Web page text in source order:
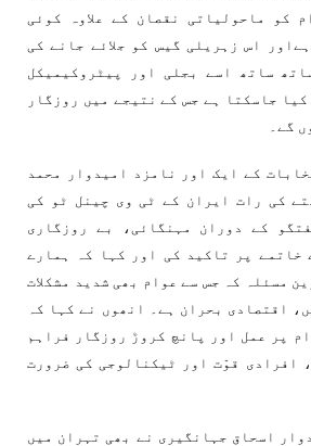
کو ماحولیاتی نقصان کے علاوہ کوئی
اس زہریلی گیس کو جلائے جانے کی
ساتھ اسے بجلی اور پیٹروکیمیکل
جاسکتا ہے جس کے نتیجے میں روزگار
گے۔
کے ایک اور نامزد امیدوار محمد
کی رات ایران کے ٹی وی چینل ٹو کی
کے دوران مہنگائی، بے روزگاری
خاتمے پر تاکید کی اور کہا کہ ہمارے
مسئلہ کہ جس سے عوام بھی شدید مشکلات
اقتصادی بحران ہے۔ انھوں نے کہا کہ
پر عمل اور پانچ کروڑ روزگار فراہم
افرادی قوّت اور ٹیکنالوجی کی ضرورت
اسحاق جہانگیری نے بھی تہران میں